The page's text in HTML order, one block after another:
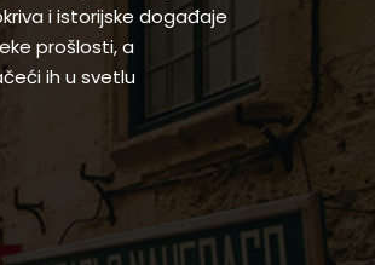
i istorijske događaje
prošlosti, a
ih u svetlu